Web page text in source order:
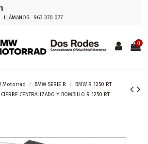
LLÁMANOS: 963 370 077
0
Motorrad BMW SERIE R
BMW R 1250 RT
CENTRALIZADO Y BOMBILLO R 1250 RT